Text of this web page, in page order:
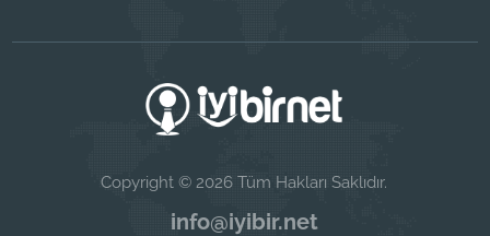
Copyright © 2026 Tüm Hakları Saklıdır.
info@iyibir.net